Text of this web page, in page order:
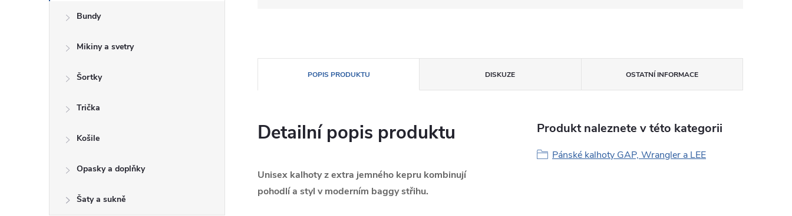
Bundy
Mikiny a svetry
Šortky
Trička
Košile
Opasky a doplňky
Šaty a sukně
POPIS PRODUKTU DISKUZE OSTATNÍ INFORMACE
Detailní popis produktu
Unisex kalhoty z extra jemného kepru kombinují
pohodlí a styl v moderním baggy střihu.
Produkt naleznete v této kategorii
Pánské kalhoty GAP, Wrangler a LEE